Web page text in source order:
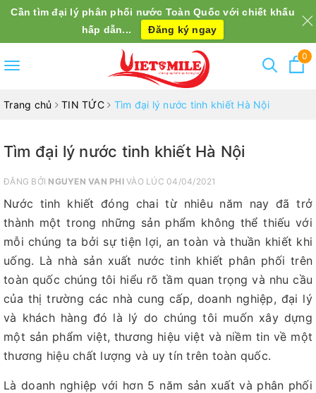
Toggle
0
Trang chủ TIN TỨC Tìm đại lý nước tinh khiết Hà Nội
Tìm đại lý nước tinh khiết Hà Nội
ĐĂNG BỞI NGUYEN VAN PHIVÀO LÚC 04/04/2021
Nước tinh khiết đóng chai từ nhiêu năm nay đã trở
thành một trong những sản phẩm không thể thiếu với
mỗi chúng ta bởi sự tiện lợi, an toàn và thuần khiết khi
uống. Là nhà sản xuất nước tinh khiết phân phối trên
toàn quốc chúng tôi hiểu rõ tầm quan trọng và nhu cầu
của thị trường các nhà cung cấp, doanh nghiệp, đại lý
và khách hàng đó là lý do chúng tôi muốn xây dựng
một sản phẩm việt, thương hiệu việt và niềm tin về một
thương hiệu chất lượng và uy tín trên toàn quốc.
Là doanh nghiệp với hơn 5 năm sản xuất và phân phối
Cần tìm đại lý phân phối nước Toàn Quốc với chiết khấu
hấp dẫn...
Đăng ký ngay